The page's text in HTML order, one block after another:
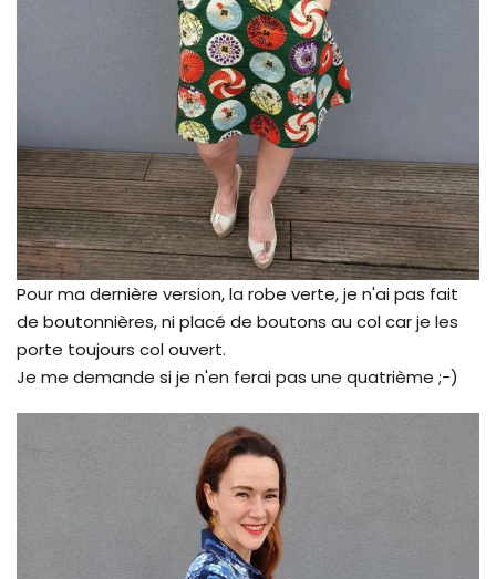
Pour ma dernière version, la robe verte, je n'ai pas fait
de boutonnières, ni placé de boutons au col car je les
porte toujours col ouvert.
Je me demande si je n'en ferai pas une quatrième ;-)